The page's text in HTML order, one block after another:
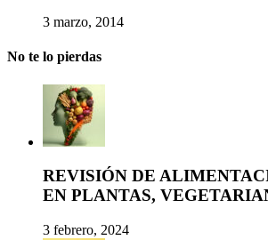
3 marzo, 2014
No te lo pierdas
REVISIÓN DE
EN PLANTAS,
3 febrero, 2024